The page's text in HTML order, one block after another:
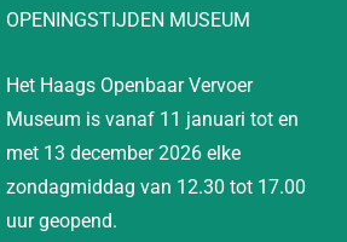
OPENINGSTIJDEN MUSEUM
Het Haags Openbaar Vervoer
Museum is vanaf 11 januari tot en
met 13 december 2026 elke
zondagmiddag van 12.30 tot 17.00
uur geopend.